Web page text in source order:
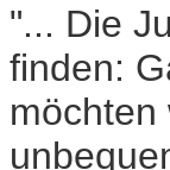
"... Die
finden:
möchten